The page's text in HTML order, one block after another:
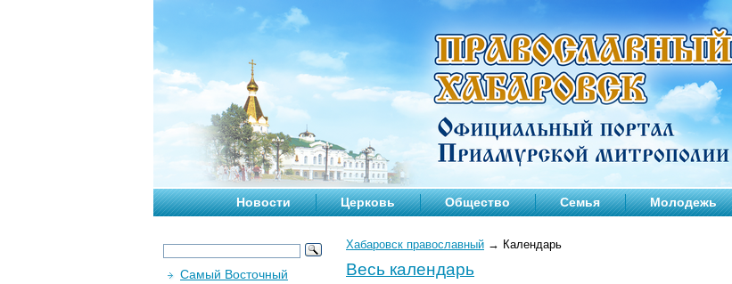
Новости Церковь Общество Семья Молодежь
Хабаровск православный → Календарь
Весь календарь
Самый Восточный